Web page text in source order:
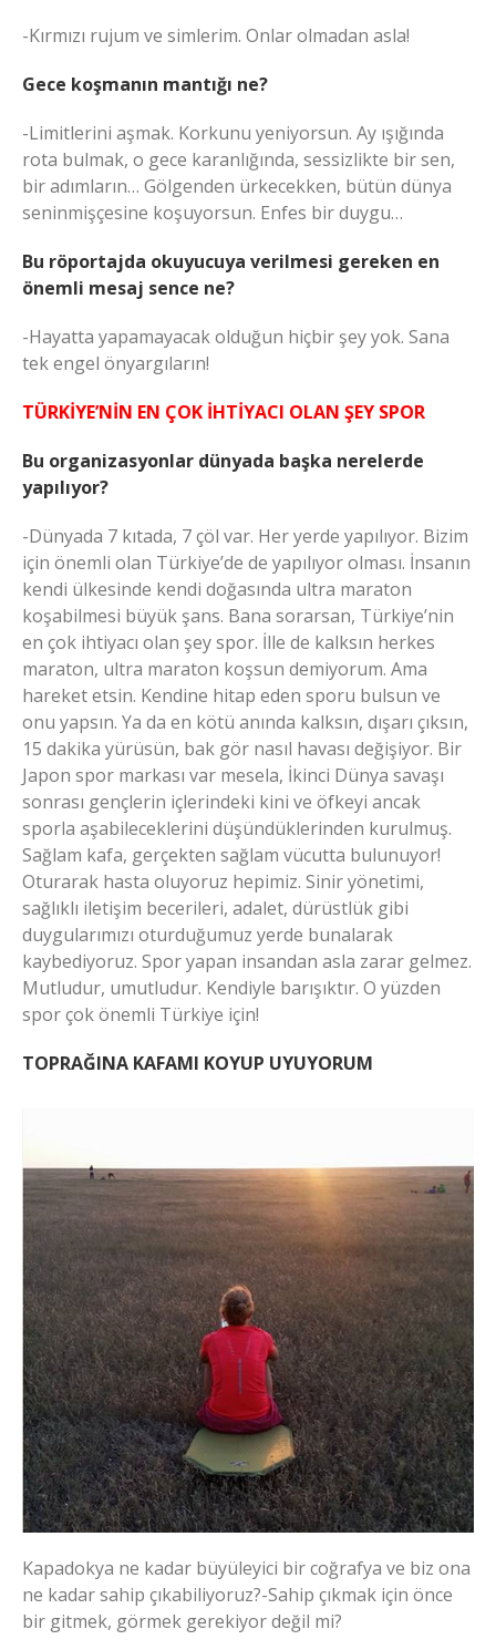
-Kırmızı rujum ve simlerim. Onlar olmadan asla!
Gece koşmanın mantığı ne?
-Limitlerini aşmak. Korkunu yeniyorsun. Ay ışığında
rota bulmak, o gece karanlığında, sessizlikte bir sen,
bir adımların… Gölgenden ürkecekken, bütün dünya
seninmişçesine koşuyorsun. Enfes bir duygu…
Bu röportajda okuyucuya verilmesi gereken en
önemli mesaj sence ne?
-Hayatta yapamayacak olduğun hiçbir şey yok. Sana
tek engel önyargıların!
TÜRKİYE’NİN EN ÇOK İHTİYACI OLAN ŞEY SPOR
Bu organizasyonlar dünyada başka nerelerde
yapılıyor?
-Dünyada 7 kıtada, 7 çöl var. Her yerde yapılıyor. Bizim
için önemli olan Türkiye’de de yapılıyor olması. İnsanın
kendi ülkesinde kendi doğasında ultra maraton
koşabilmesi büyük şans. Bana sorarsan, Türkiye’nin
en çok ihtiyacı olan şey spor. İlle de kalksın herkes
maraton, ultra maraton koşsun demiyorum. Ama
hareket etsin. Kendine hitap eden sporu bulsun ve
onu yapsın. Ya da en kötü anında kalksın, dışarı çıksın,
15 dakika yürüsün, bak gör nasıl havası değişiyor. Bir
Japon spor markası var mesela, İkinci Dünya savaşı
sonrası gençlerin içlerindeki kini ve öfkeyi ancak
sporla aşabileceklerini düşündüklerinden kurulmuş.
Sağlam kafa, gerçekten sağlam vücutta bulunuyor!
Oturarak hasta oluyoruz hepimiz. Sinir yönetimi,
sağlıklı iletişim becerileri, adalet, dürüstlük gibi
duygularımızı oturduğumuz yerde bunalarak
kaybediyoruz. Spor yapan insandan asla zarar gelmez.
Mutludur, umutludur. Kendiyle barışıktır. O yüzden
spor çok önemli Türkiye için!
TOPRAĞINA KAFAMI KOYUP UYUYORUM
Kapadokya ne kadar büyüleyici bir coğrafya ve biz ona
ne kadar sahip çıkabiliyoruz?-Sahip çıkmak için önce
bir gitmek, görmek gerekiyor değil mi?